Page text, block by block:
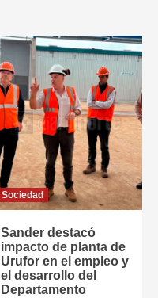
Sociedad
Sander destacó
impacto de planta de
Urufor en el empleo y
el desarrollo del
Departamento